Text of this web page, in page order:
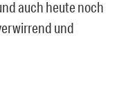
auch heute noch
und